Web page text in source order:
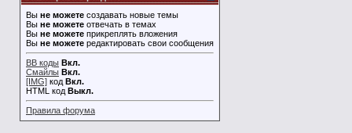
Вы не можете создавать новые темы
Вы не можете отвечать в темах
Вы не можете прикреплять вложения
Вы не можете редактировать свои сообщения
BB коды Вкл.
Смайлы Вкл.
[IMG] код Вкл.
HTML код Выкл.
Правила форума